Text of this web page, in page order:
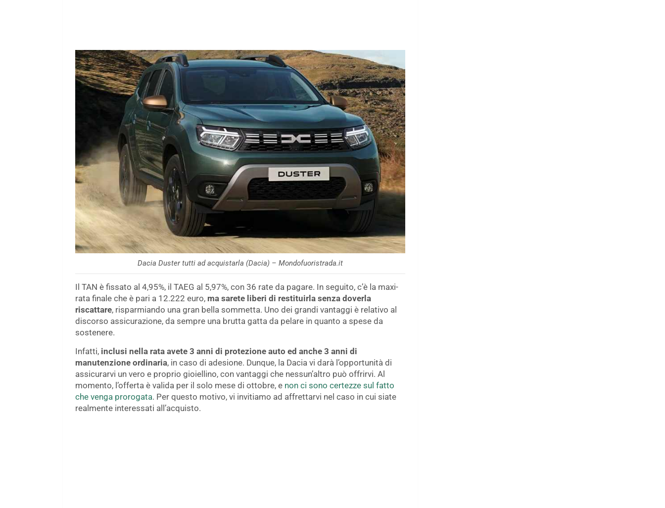
Dacia Duster tutti ad acquistarla (Dacia) – Mondofuoristrada.it
Il TAN è fissato al 4,95%, il TAEG al 5,97%, con 36 rate da pagare. In seguito, c’è la maxi-
rata finale che è pari a 12.222 euro, ma sarete liberi di restituirla senza doverla
riscattare, risparmiando una gran bella sommetta. Uno dei grandi vantaggi è relativo al
discorso assicurazione, da sempre una brutta gatta da pelare in quanto a spese da
sostenere.
Infatti, inclusi nella rata avete 3 anni di protezione auto ed anche 3 anni di
manutenzione ordinaria, in caso di adesione. Dunque, la Dacia vi darà l’opportunità di
assicurarvi un vero e proprio gioiellino, con vantaggi che nessun’altro può offrirvi. Al
momento, l’offerta è valida per il solo mese di ottobre, e non ci sono certezze sul fatto
che venga prorogata. Per questo motivo, vi invitiamo ad affrettarvi nel caso in cui siate
realmente interessati all’acquisto.